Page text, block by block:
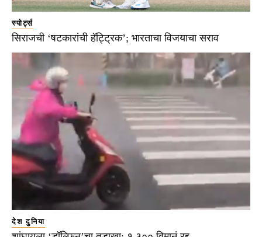
स्पोर्ट्स
सिराजची ‘षटकारांची हॅट्ट्रिक’; भारताचा विजयाचा सराव
देश दुनिया